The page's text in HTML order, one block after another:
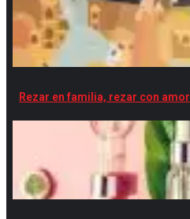
Rezar en familia, rezar con amor